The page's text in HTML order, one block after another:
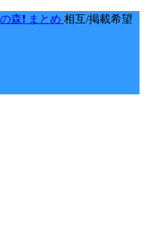
森❗️ まとめ 相互/掲載希望